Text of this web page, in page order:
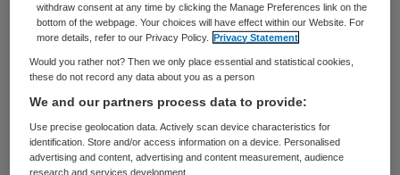
Het is de bedoeling dat Mitz vooralle
patiënten en zorgaanbieders in Nederland
het register voor toestemmingenwordt.
Burgers kunnen via MijnMitz vastleggen wie
en onder welke voorwaarden hun medische
withdraw consent at any time by clicking the Manage Preferences link on the
bottom of the webpage. Your choices will have effect within our Website. For
more details, refer to our Privacy Policy.
Privacy Statement
Would you rather not? Then we only place essential and statistical cookies,
these do not record any data about you as a person
We and our partners process data to provide:
Use precise geolocation data. Actively scan device characteristics for
identification. Store and/or access information on a device. Personalised
advertising and content, advertising and content measurement, audience
research and services development.